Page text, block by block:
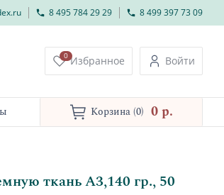
8 495 784 29 29 8 499 397 73 09
0 Избранное Войти
Корзина (0) 0 p.
ткань А3,140 гр., 50